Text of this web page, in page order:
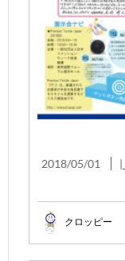
2018/05/01 |
クロッピー